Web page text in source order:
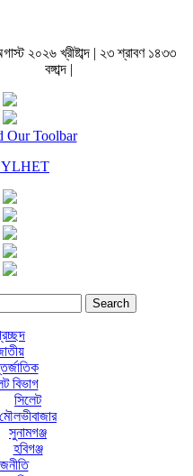
২০২৬ খ্রীষ্টাব্দ | ২৩ শ্রাবণ ১৪৩৩
বঙ্গাব্দ |
Our Toolbar
বিভাগ
সিলেট
মৌলভীবাজার
সুনামগঞ্জ
হবিগঞ্জ